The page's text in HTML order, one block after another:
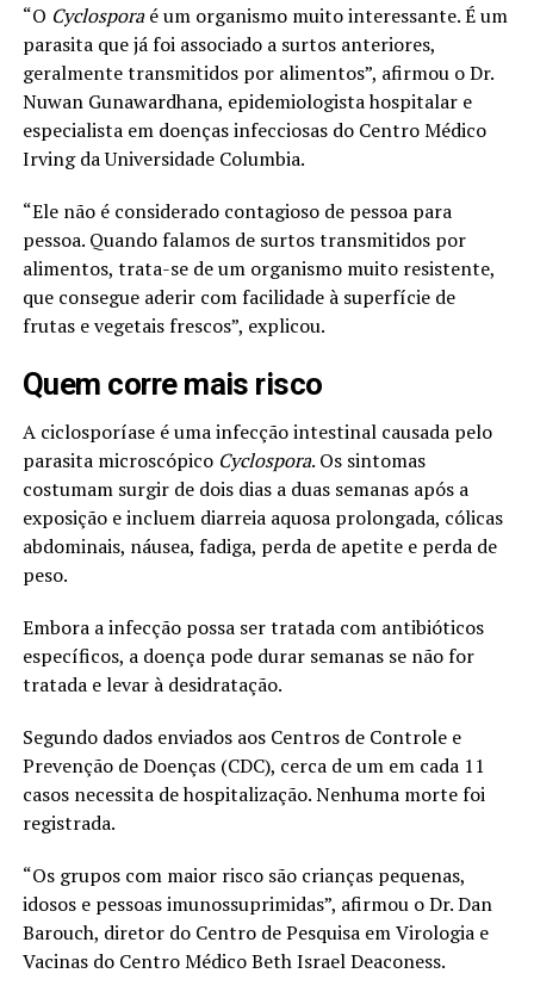
“O Cyclosporaé um organismo muito interessante. É um
parasita que já foi associado a surtos anteriores,
geralmente transmitidos por alimentos”, afirmou o Dr.
Nuwan Gunawardhana, epidemiologista hospitalar e
especialista em doenças infecciosas do Centro Médico
Irving da Universidade Columbia.
“Ele não é considerado contagioso de pessoa para
pessoa. Quando falamos de surtos transmitidos por
alimentos, trata-se de um organismo muito resistente,
que consegue aderir com facilidade à superfície de
frutas e vegetais frescos”, explicou.
Quem corre mais risco
A ciclosporíase é uma infecção intestinal causada pelo
parasita microscópico Cyclospora. Os sintomas
costumam surgir de dois dias a duas semanas após a
exposição e incluem diarreia aquosa prolongada, cólicas
abdominais, náusea, fadiga, perda de apetite e perda de
peso.
Embora a infecção possa ser tratada com antibióticos
específicos, a doença pode durar semanas se não for
tratada e levar à desidratação.
Segundo dados enviados aos Centros de Controle e
Prevenção de Doenças (CDC), cerca de um em cada 11
casos necessita de hospitalização. Nenhuma morte foi
registrada.
“Os grupos com maior risco são crianças pequenas,
idosos e pessoas imunossuprimidas”, afirmou o Dr. Dan
Barouch, diretor do Centro de Pesquisa em Virologia e
Vacinas do Centro Médico Beth Israel Deaconess.